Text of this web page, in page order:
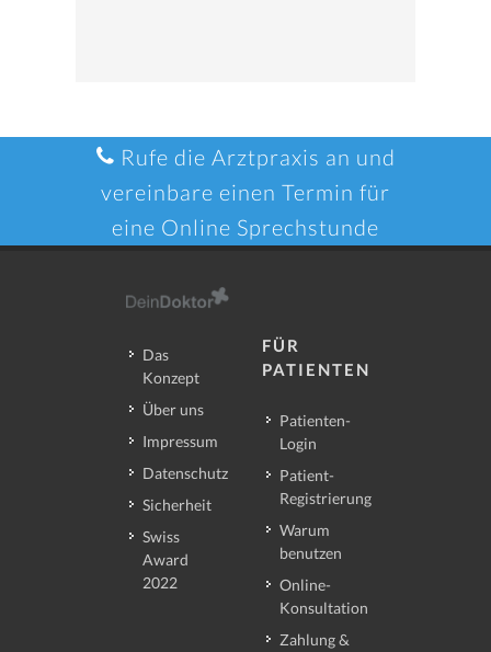
Rufe die Arztpraxis an und
vereinbare einen Termin für
eine Online Sprechstunde
Das
Konzept
Über uns
Impressum
Datenschutz
Sicherheit
Swiss
Award
2022
FÜR
PATIENTEN
Patienten-
Login
Patient-
Registrierung
Warum
benutzen
Online-
Konsultation
Zahlung &